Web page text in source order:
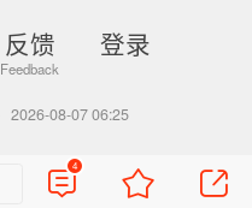
反馈 登录
2026-08-07 06:25
4